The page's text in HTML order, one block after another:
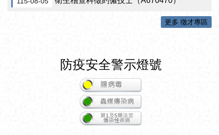
更多 徵才專區
防疫安全警示燈號